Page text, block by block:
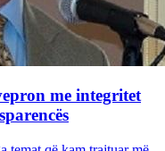
me integritet